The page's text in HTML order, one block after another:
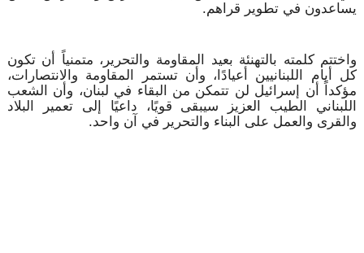
يساعدون في تطوير قراهم.
واختتم كلمته بالتهنئة بعيد المقاومة والتحرير، متمنياً أن تكون
كل أيام اللبنانيين أعيادًا، وأن تستمر المقاومة والانتصارات،
مؤكداً أن إسرائيل لن تتمكن من البقاء في لبنان، وأن الشعب
اللبناني الطيب العزيز سيبقى قويًا، داعيًا إلى تعمير البلاد
والقرى والعمل على البناء والتحرير في آن واحد.